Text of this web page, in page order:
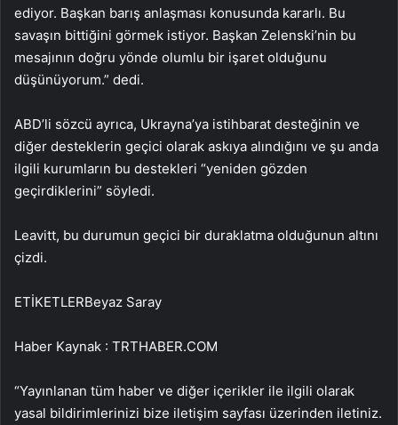
ediyor. Başkan barış anlaşması konusunda kararlı. Bu
savaşın bittiğini görmek istiyor. Başkan Zelenski’nin bu
mesajının doğru yönde olumlu bir işaret olduğunu
düşünüyorum.” dedi.
ABD’li sözcü ayrıca, Ukrayna’ya istihbarat desteğinin ve
diğer desteklerin geçici olarak askıya alındığını ve şu anda
ilgili kurumların bu destekleri “yeniden gözden
geçirdiklerini” söyledi.
Leavitt, bu durumun geçici bir duraklatma olduğunun altını
çizdi.
ETİKETLERBeyaz Saray
Haber Kaynak : TRTHABER.COM
“Yayınlanan tüm haber ve diğer içerikler ile ilgili olarak
yasal bildirimlerinizi bize iletişim sayfası üzerinden iletiniz.